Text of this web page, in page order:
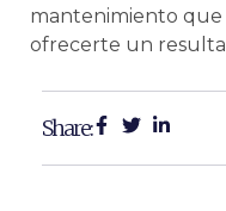
mantenimiento que
ofrecerte un
Share: